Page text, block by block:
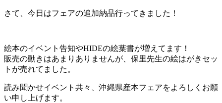
さて、今日はフェアの追加納品行ってきました！
絵本のイベント告知やHIDEの絵葉書が増えてます！
販売の動きはあまりありませんが、保里先生の絵はがきセッ
トが売れてました。
読み聞かせイベント共々、沖縄県産本フェアをよろしくお願
い申し上げます。